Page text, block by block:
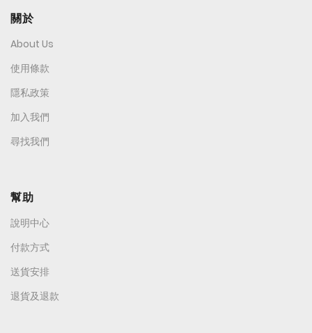
關於
About Us
使用條款
隱私政策
加入我們
尋找我們
幫助
說明中心
付款方式
送貨安排
退貨及退款